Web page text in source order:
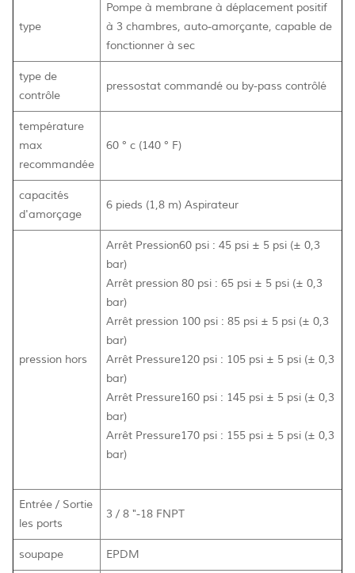
type
Pompe à membrane à déplacement positif
à 3 chambres, auto-amorçante, capable de
fonctionner à sec
type de
contrôle
pressostat commandé ou by-pass contrôlé
température
max
recommandée
60 ° c (140 ° F)
capacités
d'amorçage
6 pieds (1,8 m) Aspirateur
pression hors
Arrêt Pression60 psi : 45 psi ± 5 psi (± 0,3
bar)
Arrêt pression 80 psi : 65 psi ± 5 psi (± 0,3
bar)
Arrêt pression 100 psi : 85 psi ± 5 psi (± 0,3
bar)
Arrêt Pressure120 psi : 105 psi ± 5 psi (± 0,3
bar)
Arrêt Pressure160 psi : 145 psi ± 5 psi (± 0,3
bar)
Arrêt Pressure170 psi : 155 psi ± 5 psi (± 0,3
bar)
Entrée / Sortie
les ports
3 / 8 "-18 FNPT
soupape EPDM